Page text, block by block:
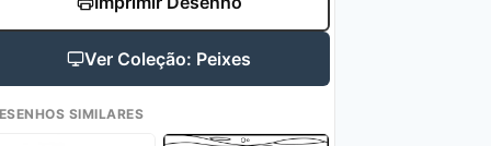
Ver Coleção: Peixes
SIMILARES